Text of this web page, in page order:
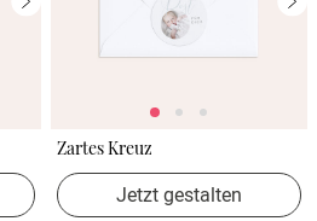
Zartes Kreuz
Jetzt gestalten